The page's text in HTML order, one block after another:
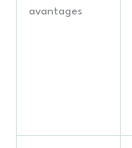
avantages